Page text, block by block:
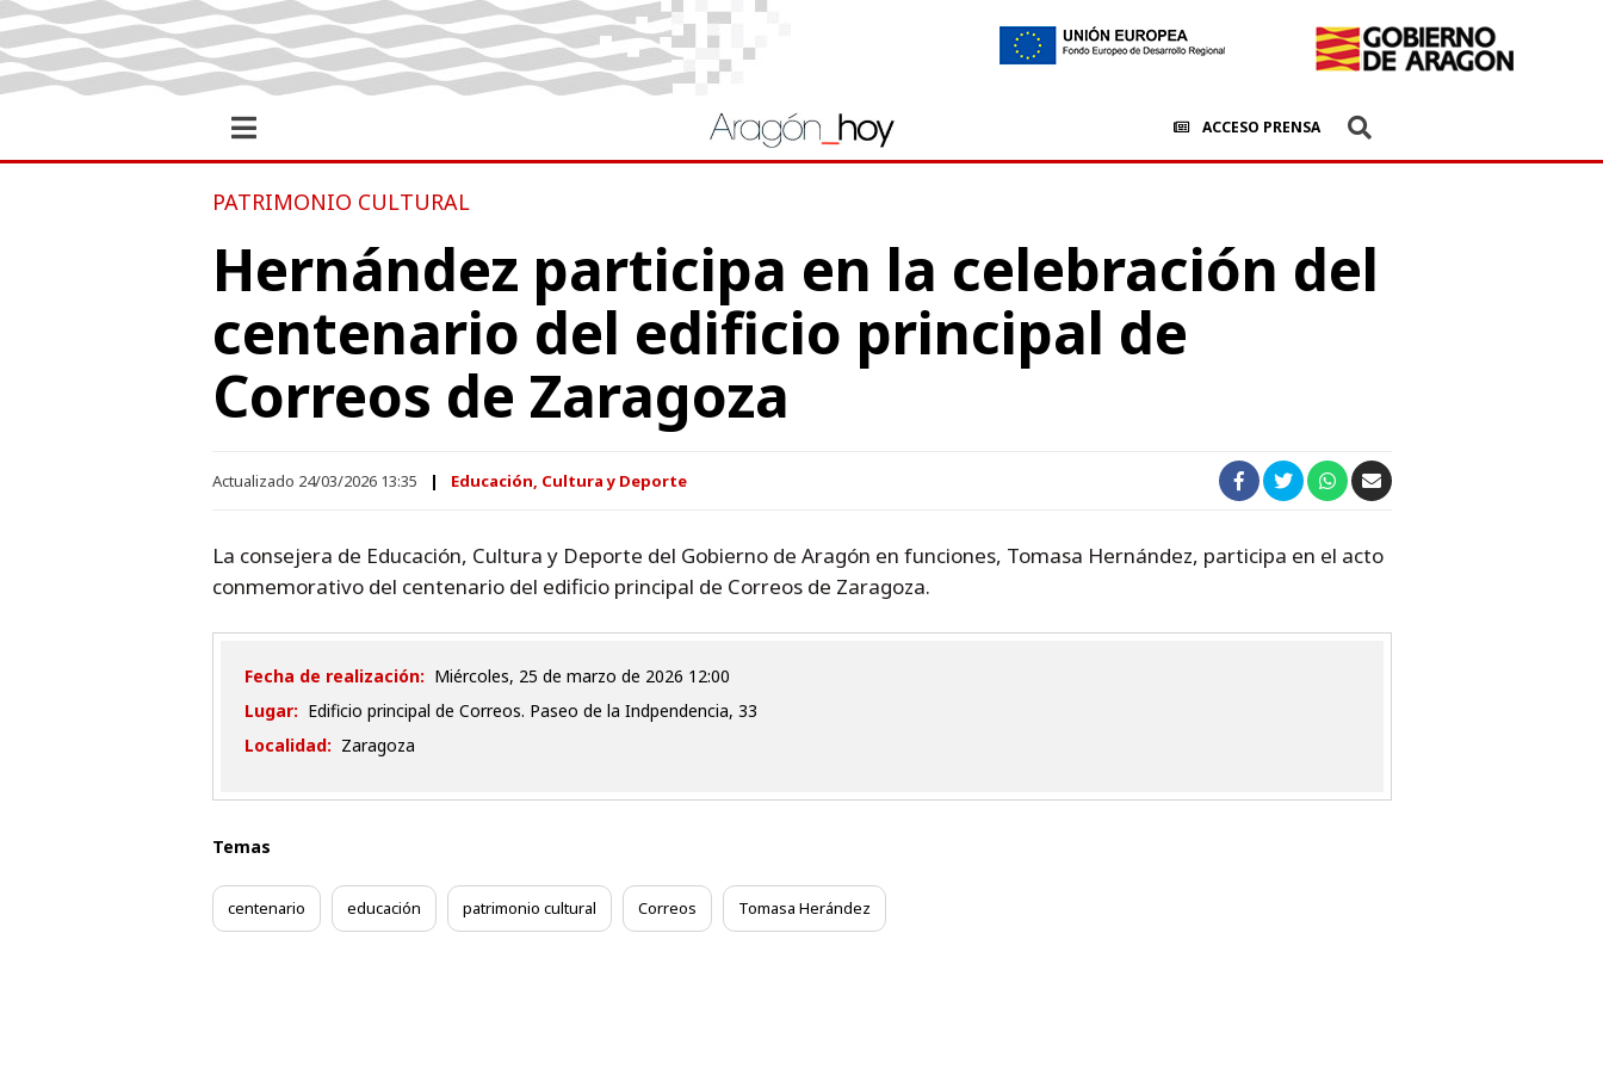
ACCESO PRENSA
PATRIMONIO CULTURAL
Hernández participa en la celebración del
centenario del edificio principal de
Correos de Zaragoza
Actualizado 24/03/2026 13:35 Educación, Cultura y Deporte
La consejera de Educación, Cultura y Deporte del Gobierno de Aragón en funciones, Tomasa Hernández, participa en el acto
conmemorativo del centenario del edificio principal de Correos de Zaragoza.
Fecha de realización:
miércoles, 25 de marzo de 2026 12:00
Lugar: Edificio principal de Correos. Paseo de la Indpendencia, 33
Localidad: Zaragoza
Temas
centenario educación patrimonio cultural Correos Tomasa Herández